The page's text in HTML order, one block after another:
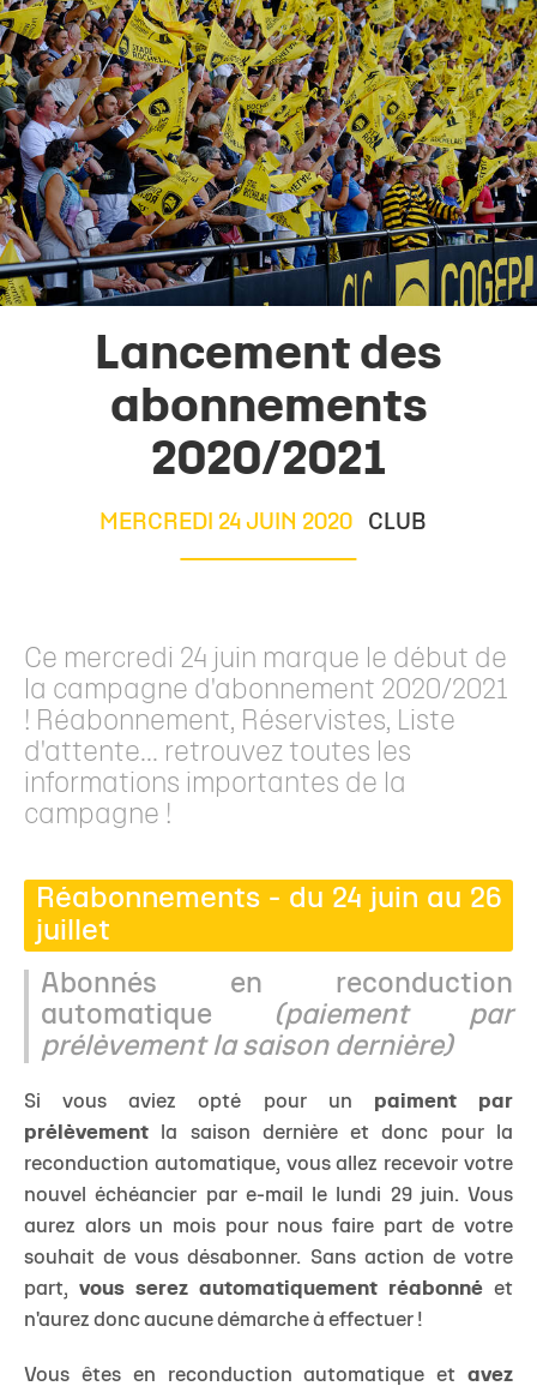
Lancement des
abonnements
2020/2021
MERCREDI 24 JUIN 2020 CLUB
Ce mercredi 24 juin marque le début de
la campagne d'abonnement 2020/2021
! Réabonnement, Réservistes, Liste
d'attente... retrouvez toutes les
informations importantes de la
campagne !
Réabonnements - du 24 juin au 26
juillet
Abonnés en reconduction
automatique
(paiement par
prélèvement la saison dernière)
Si vous aviez opté pour un paiment par
prélèvement
la saison dernière et donc pour la
reconduction automatique, vous allez recevoir votre
nouvel échéancier par e-mail le lundi 29 juin. Vous
aurez alors un mois pour nous faire part de votre
souhait de vous désabonner. Sans action de votre
part, vous serez automatiquement réabonné et
n'aurez donc aucune démarche à effectuer !
Vous êtes en reconduction automatique et avez